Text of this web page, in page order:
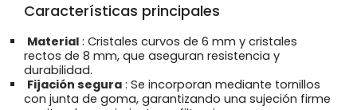
Características principales
Material : Cristales curvos de 6 mm y cristales
rectos de 8 mm, que aseguran resistencia y
durabilidad.
Fijación segura : Se incorporan mediante tornillos
con junta de goma, garantizando una sujeción firme